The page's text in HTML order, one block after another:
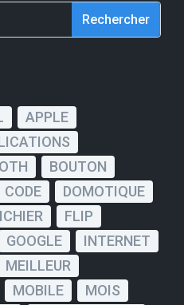
APPLE
BOUTON
CODE
DOMOTIQUE
FLIP
GOOGLE
INTERNET
MEILLEUR
MOBILE
MOIS